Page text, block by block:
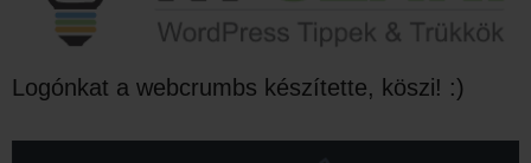
Logónkat a webcrumbs készítette, köszi! :)